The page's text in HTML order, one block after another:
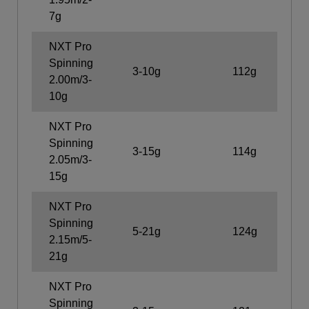
7g
NXT Pro
Spinning
2.00m/3-
10g
3-10g 112g
NXT Pro
Spinning
2.05m/3-
15g
3-15g 114g
NXT Pro
Spinning
2.15m/5-
21g
5-21g 124g
NXT Pro
Spinning